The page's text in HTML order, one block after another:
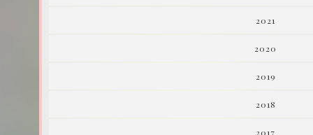
2021
2020
2019
2018
2017